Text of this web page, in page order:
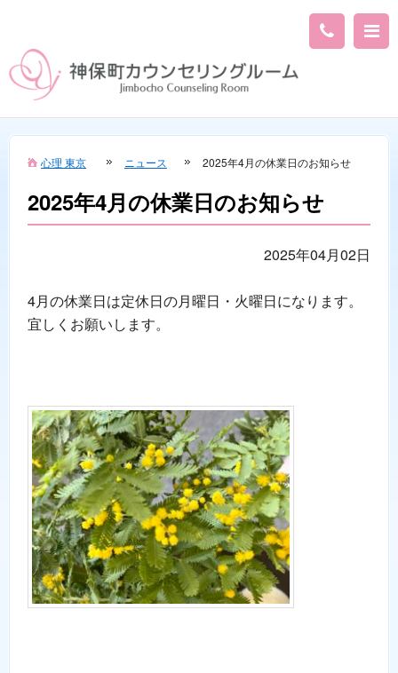
心理 東京 ニュース 2025年4月の休業日のお知らせ
2025年4月の休業日のお知らせ
2025年04月02日
4月の休業日は定休日の月曜日・火曜日になります。
宜しくお願いします。